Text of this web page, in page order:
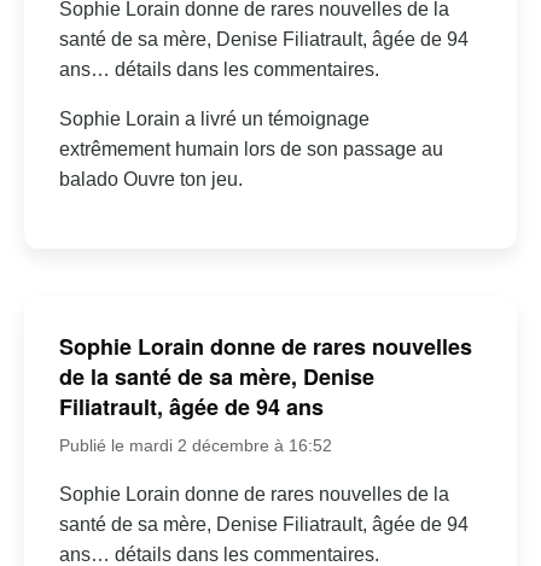
Sophie Lorain donne de rares nouvelles de la
santé de sa mère, Denise Filiatrault, âgée de 94
ans… détails dans les commentaires.
Sophie Lorain a livré un témoignage
extrêmement humain lors de son passage au
balado Ouvre ton jeu.
Sophie Lorain donne de rares nouvelles
de la santé de sa mère, Denise
Filiatrault, âgée de 94 ans
Publié le mardi 2 décembre à 16:52
Sophie Lorain donne de rares nouvelles de la
santé de sa mère, Denise Filiatrault, âgée de 94
ans… détails dans les commentaires.